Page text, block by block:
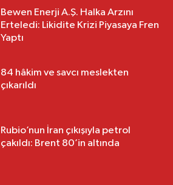
Bewen Enerji A.Ş. Halka Arzını
Erteledi: Likidite Krizi Piyasaya Fren
Yaptı
84 hâkim ve savcı meslekten
çıkarıldı
Rubio’nun İran çıkışıyla petrol
çakıldı: Brent 80’in altında